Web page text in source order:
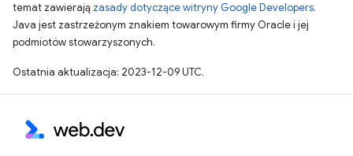
temat zawierają zasady dotyczące witryny Google Developers.
Java jest zastrzeżonym znakiem towarowym firmy Oracle i jej
podmiotów stowarzyszonych.
Ostatnia aktualizacja: 2023-12-09 UTC.